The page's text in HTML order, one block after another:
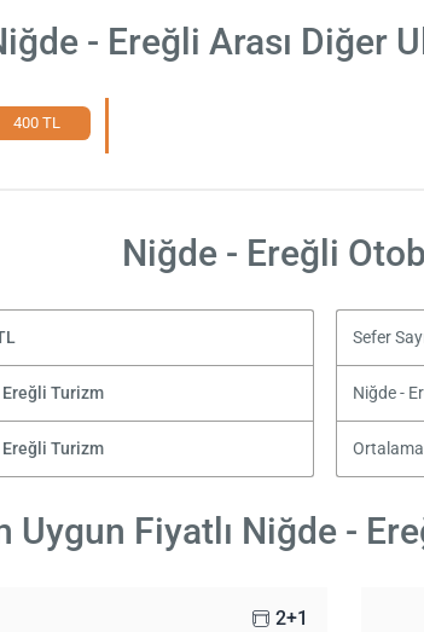
- Ereğli Arası Diğer
400 TL
Niğde - Ereğli
Sefer
Ereğli Turizm Niğde -
Ereğli Turizm
Uygun Fiyatlı Niğde -
2+1